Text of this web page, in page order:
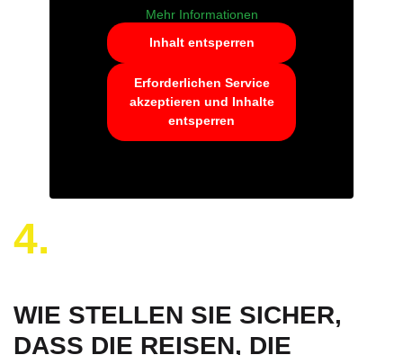
Mehr Informationen
Inhalt entsperren
Erforderlichen Service
akzeptieren und Inhalte
entsperren
4.
WIE STELLEN SIE SICHER,
DASS DIE REISEN, DIE